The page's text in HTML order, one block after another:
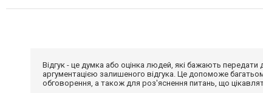
Відгук - це думка або оцінка людей, які бажають
аргументацією залишеного відгука. Це допоможе
обговорення, а також для роз'яснення питань, що